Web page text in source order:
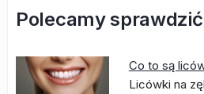
Polecamy sprawdzić
Co to są
Licówki na